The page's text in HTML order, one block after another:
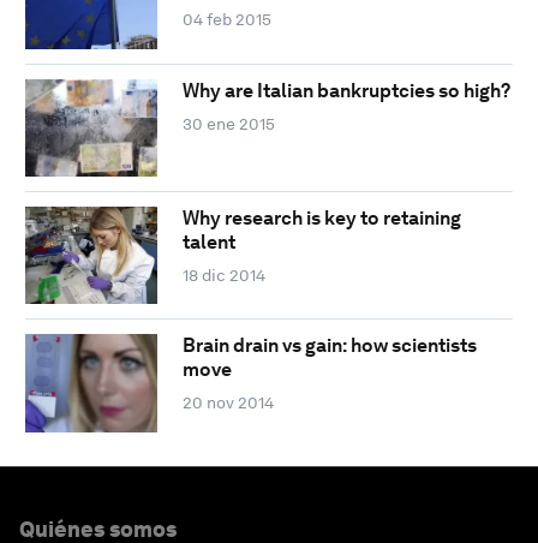
04 feb 2015
Why are Italian bankruptcies so high?
30 ene 2015
Why research is key to retaining
talent
18 dic 2014
Brain drain vs gain: how scientists
move
20 nov 2014
Quiénes somos